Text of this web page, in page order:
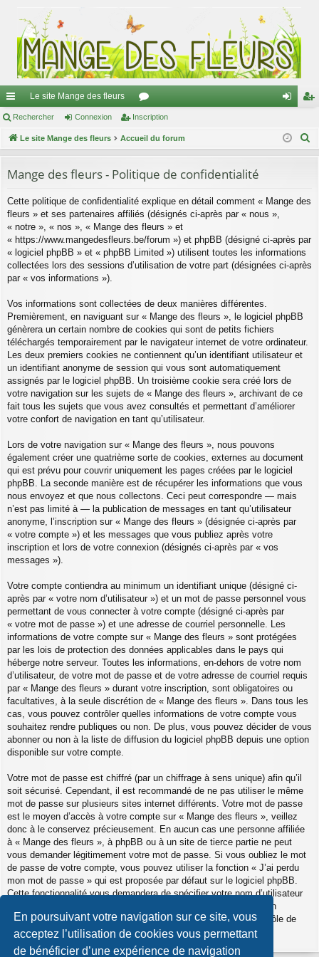
En poursuivant votre navigation sur ce site, vous
acceptez l’utilisation de cookies vous permettant
de bénéficier d’une expérience de navigation
ac
co
ci
s
Le site Mange des fleurs
or
u
s
ne cri
Rechercher Connexion Inscription
Le site Mange des fleurs Accueil du forum
Mange des fleurs - Politique de confidentialité
Cette politique de confidentialité explique en détail comment « Mange des
fleurs » et ses partenaires affiliés (désignés ci-après par « nous »,
« notre », « nos », « Mange des fleurs » et
« https://www.mangedesfleurs.be/forum ») et phpBB (désigné ci-après par
« logiciel phpBB » et « phpBB Limited ») utilisent toutes les informations
collectées lors des sessions d’utilisation de votre part (désignées ci-après
par « vos informations »).
Vos informations sont collectées de deux manières différentes.
Premièrement, en naviguant sur « Mange des fleurs », le logiciel phpBB
génèrera un certain nombre de cookies qui sont de petits fichiers
téléchargés temporairement par le navigateur internet de votre ordinateur.
Les deux premiers cookies ne contiennent qu’un identifiant utilisateur et
un identifiant anonyme de session qui vous sont automatiquement
assignés par le logiciel phpBB. Un troisième cookie sera créé lors de
votre navigation sur les sujets de « Mange des fleurs », archivant de ce
fait tous les sujets que vous avez consultés et permettant d’améliorer
votre confort de navigation en tant qu’utilisateur.
Lors de votre navigation sur « Mange des fleurs », nous pouvons
également créer une quatrième sorte de cookies, externes au document
qui est prévu pour couvrir uniquement les pages créées par le logiciel
phpBB. La seconde manière est de récupérer les informations que vous
nous envoyez et que nous collectons. Ceci peut correspondre — mais
n’est pas limité à — la publication de messages en tant qu’utilisateur
anonyme, l’inscription sur « Mange des fleurs » (désignée ci-après par
« votre compte ») et les messages que vous publiez après votre
inscription et lors de votre connexion (désignés ci-après par « vos
messages »).
Votre compte contiendra au minimum un identifiant unique (désigné ci-
après par « votre nom d’utilisateur ») et un mot de passe personnel vous
permettant de vous connecter à votre compte (désigné ci-après par
« votre mot de passe ») et une adresse de courriel personnelle. Les
informations de votre compte sur « Mange des fleurs » sont protégées
par les lois de protection des données applicables dans le pays qui
héberge notre serveur. Toutes les informations, en-dehors de votre nom
d’utilisateur, de votre mot de passe et de votre adresse de courriel requis
par « Mange des fleurs » durant votre inscription, sont obligatoires ou
facultatives, à la seule discrétion de « Mange des fleurs ». Dans tous les
cas, vous pouvez contrôler quelles informations de votre compte vous
souhaitez rendre publiques ou non. De plus, vous pouvez décider de vous
abonner ou non à la liste de diffusion du logiciel phpBB depuis une option
disponible sur votre compte.
Votre mot de passe est chiffré (par un chiffrage à sens unique) afin qu’il
soit sécurisé. Cependant, il est recommandé de ne pas utiliser le même
mot de passe sur plusieurs sites internet différents. Votre mot de passe
est le moyen d’accès à votre compte sur « Mange des fleurs », veillez
donc à le conservez précieusement. En aucun cas une personne affiliée
à « Mange des fleurs », à phpBB ou à un site de tierce partie ne peut
vous demander légitimement votre mot de passe. Si vous oubliez le mot
de passe de votre compte, vous pouvez utiliser la fonction « J’ai perdu
mon mot de passe » qui est proposée par défaut sur le logiciel phpBB.
Cette fonctionnalité vous demandera de spécifier votre nom d’utilisateur
et votre adresse de courriel et le logiciel phpBB générera alors un
nouveau mot de passe afin que vous puissiez reprendre le contrôle de
votre compte.